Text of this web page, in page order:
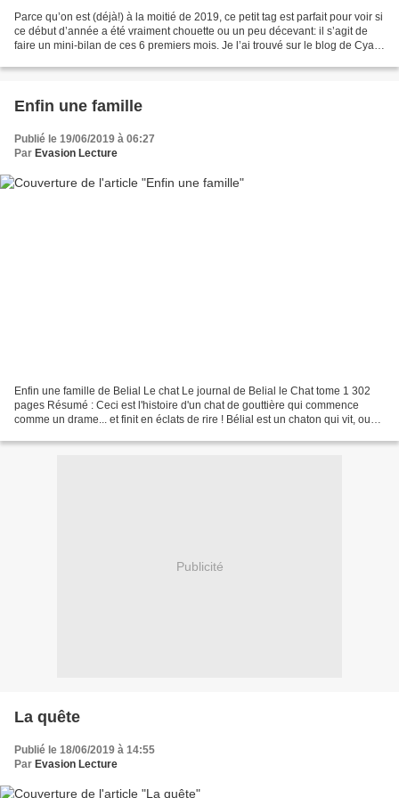
Parce qu’on est (déjà!) à la moitié de 2019, ce petit tag est parfait pour voir si
ce début d’année a été vraiment chouette ou un peu décevant: il s’agit de
faire un mini-bilan de ces 6 premiers mois. Je l’ai trouvé sur le blog de Cyan
Enfin une famille
Publié le 19/06/2019 à 06:27
Par Evasion Lecture
Enfin une famille de Belial Le chat Le journal de Belial le Chat tome 1 302
pages Résumé : Ceci est l'histoire d'un chat de gouttière qui commence
comme un drame... et finit en éclats de rire ! Bélial est un chaton qui vit, ou
Publicité
La quête
Publié le 18/06/2019 à 14:55
Par Evasion Lecture